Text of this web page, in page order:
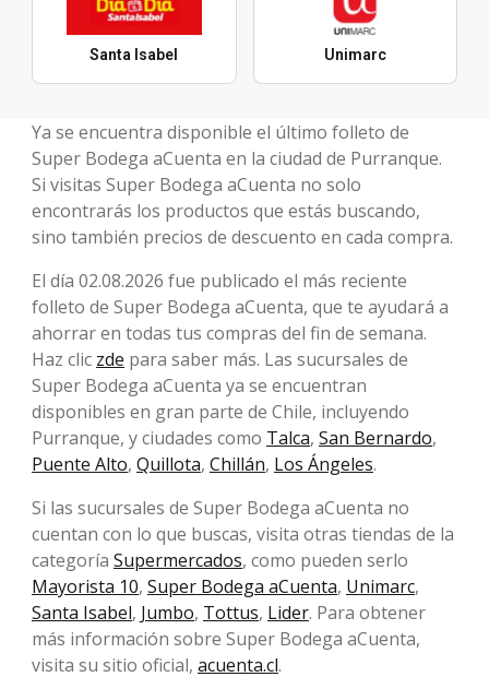
Santa Isabel Unimarc
Ya se encuentra disponible el último folleto de
Super Bodega aCuenta en la ciudad de Purranque.
Si visitas Super Bodega aCuenta no solo
encontrarás los productos que estás buscando,
sino también precios de descuento en cada compra.
El día 02.08.2026 fue publicado el más reciente
folleto de Super Bodega aCuenta, que te ayudará a
ahorrar en todas tus compras del fin de semana.
Haz clic zde para saber más. Las sucursales de
Super Bodega aCuenta ya se encuentran
disponibles en gran parte de Chile, incluyendo
Purranque, y ciudades como Talca, San Bernardo,
Puente Alto, Quillota, Chillán, Los Ángeles.
Si las sucursales de Super Bodega aCuenta no
cuentan con lo que buscas, visita otras tiendas de la
categoría Supermercados, como pueden serlo
Mayorista 10, Super Bodega aCuenta, Unimarc,
Santa Isabel, Jumbo, Tottus, Lider. Para obtener
más información sobre Super Bodega aCuenta,
visita su sitio oficial, acuenta.cl.